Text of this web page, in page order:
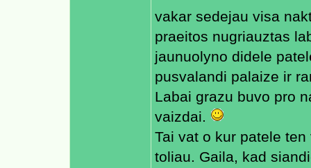
vakar sedejau visa
praeitos nugriauztas
jaunuolyno didele
pusvalandi palaize ir
Labai grazu buvo pro
vaizdai.
Tai vat o kur patele
toliau. Gaila, kad